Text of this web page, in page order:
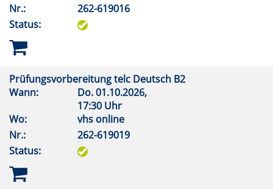
Nr.:
262-619016
Status:
Prüfungsvorbereitung telc Deutsch B2
Wann:
Do.01.10.2026,
17:30 Uhr
Wo:
vhs online
Nr.:
262-619019
Status: